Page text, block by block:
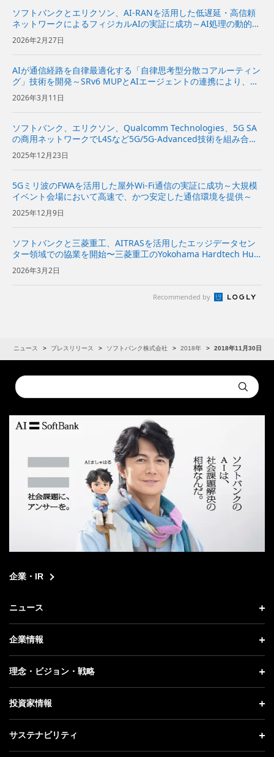
ソフトバンクとエリクソン、AI-RANを活用した低遅延・高信頼
ネットワークによるフィジカルAIの実証に成功～AI処理の動的な
オフロードと通信ネットワークの最適化により、安定したフィジ
カルAIを実現～
2026年2月27日
AIが通信経路を自律最適化する「自律思考型分散コアルーティン
グ」技術を開発～SRv6 MUPとAIエージェントの連携により、効
率性と低遅延を両立～
2026年3月11日
ソフトバンク、エリクソン、Qualcomm Technologies、5G SA
の商用ネットワークでL4Sなど5G/5G-Advanced技術を組み合わ
せた低遅延通信のフィールドトライアルを実施～スマートグラス
を活用したXRコンテンツのスト...
2025年12月23日
5Gミリ波のFWAを活用した屋外Wi-Fi通信の実証に成功～大規模
イベント会場において高速で、かつ安定した通信環境を提供～
2025年12月9日
ソフトバンクと三菱重工、AITRASを活用したエッジデータセン
ター領域での協業を開始〜三菱重工のYokohama Hardtech Hub
で、オンプレミス環境下における「AITRAS」を活用したエッジA
Iアプリケーションの実証実験を開始 〜...
2026年3月2日
Recommended by
ニュース プレスリリース ソフトバンク株式会社 2018年 2018年11月30日
Conduct
a
Submit
企業・IR
ニュース
ニュース トップ
プレスリリース
更新情報
記者説明会
企業情報
企業情報 トップ
社長メッセージ
事業紹介
理念・ビジョン・戦略
理念・ビジョン・戦略 トップ
成長戦略「Activate AI for Society」
投資家情報
投資家情報 トップ
経営方針
サステナビリティ